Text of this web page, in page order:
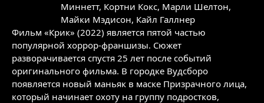
Миннетт, Кортни Кокс, Марли Шелтон,
Майки Мэдисон, Кайл Галлнер
Фильм «Крик» (2022) является пятой частью
популярной хоррор-франшизы. Сюжет
разворачивается спустя 25 лет после событий
оригинального фильма. В городке Вудсборо
появляется новый маньяк в маске Призрачного лица,
который начинает охоту на группу подростков,